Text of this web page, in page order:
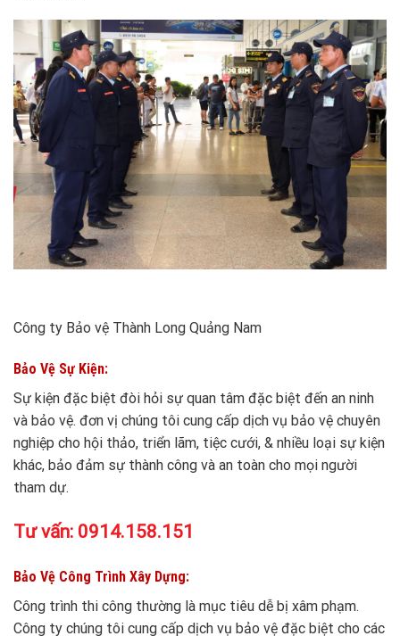
Công ty Bảo vệ Thành Long Quảng Nam
Bảo Vệ Sự Kiện:
Sự kiện đặc biệt đòi hỏi sự quan tâm đặc biệt đến an ninh
và bảo vệ. đơn vị chúng tôi cung cấp dịch vụ bảo vệ chuyên
nghiệp cho hội thảo, triển lãm, tiệc cưới, & nhiều loại sự kiện
khác, bảo đảm sự thành công và an toàn cho mọi người
tham dự.
Tư vấn: 0914.158.151
Bảo Vệ Công Trình Xây Dựng:
Công trình thi công thường là mục tiêu dễ bị xâm phạm.
Công ty chúng tôi cung cấp dịch vụ bảo vệ đặc biệt cho các